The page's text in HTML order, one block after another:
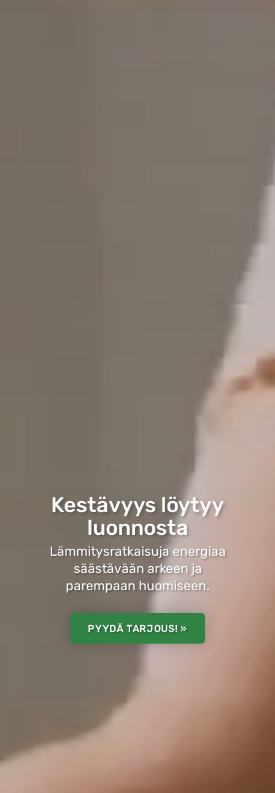
Kestävyys löytyy
luonnosta
Lämmitysratkaisuja energiaa
säästävään arkeen ja
parempaan huomiseen.
PYYDÄ TARJOUS! »